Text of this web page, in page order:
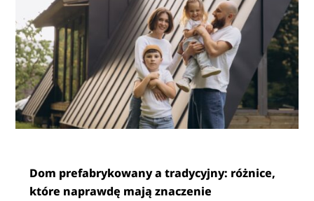
Dom prefabrykowany a tradycyjny: różnice,
które naprawdę mają znaczenie